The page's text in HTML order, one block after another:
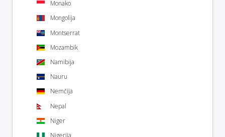
Monako
Mongolija
Montserrat
Mozambik
Namibija
Nauru
Nemčija
Nepal
Niger
Nigerija